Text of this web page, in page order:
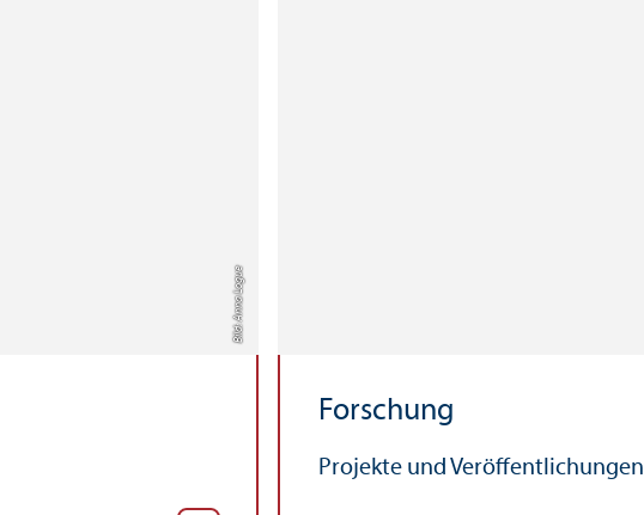
Bild: Anna Logue
Forschung
Projekte und Veröffentlichungen